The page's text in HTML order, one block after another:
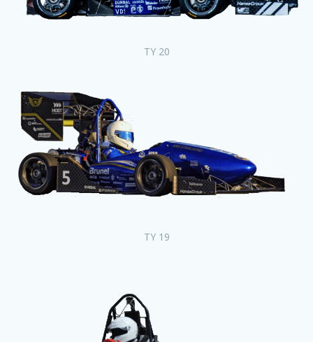
TY 20
TY 19